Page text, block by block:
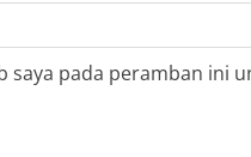
saya pada peramban ini